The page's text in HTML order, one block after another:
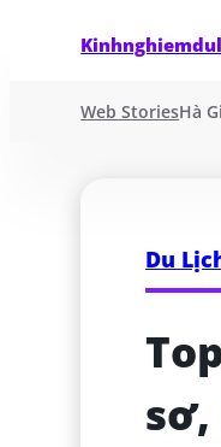
Web StoriesHà
Du